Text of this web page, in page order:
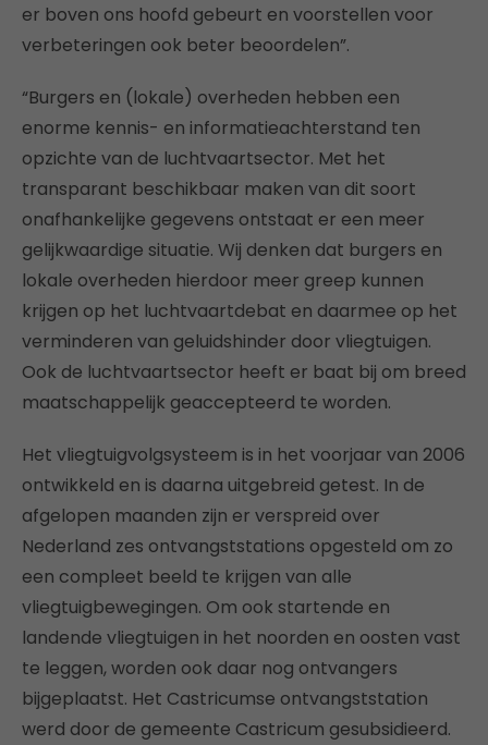
er boven ons hoofd gebeurt en voorstellen voor
verbeteringen ook beter beoordelen”.
“Burgers en (lokale) overheden hebben een
enorme kennis- en informatieachterstand ten
opzichte van de luchtvaartsector. Met het
transparant beschikbaar maken van dit soort
onafhankelijke gegevens ontstaat er een meer
gelijkwaardige situatie. Wij denken dat burgers en
lokale overheden hierdoor meer greep kunnen
krijgen op het luchtvaartdebat en daarmee op het
verminderen van geluidshinder door vliegtuigen.
Ook de luchtvaartsector heeft er baat bij om breed
maatschappelijk geaccepteerd te worden.
Het vliegtuigvolgsysteem is in het voorjaar van 2006
ontwikkeld en is daarna uitgebreid getest. In de
afgelopen maanden zijn er verspreid over
Nederland zes ontvangststations opgesteld om zo
een compleet beeld te krijgen van alle
vliegtuigbewegingen. Om ook startende en
landende vliegtuigen in het noorden en oosten vast
te leggen, worden ook daar nog ontvangers
bijgeplaatst. Het Castricumse ontvangststation
werd door de gemeente Castricum gesubsidieerd.